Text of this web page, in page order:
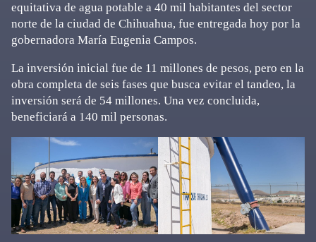
equitativa de agua potable a 40 mil habitantes del sector
norte de la ciudad de Chihuahua, fue entregada hoy por la
gobernadora María Eugenia Campos.
La inversión inicial fue de 11 millones de pesos, pero en la
obra completa de seis fases que busca evitar el tandeo, la
inversión será de 54 millones. Una vez concluida,
beneficiará a 140 mil personas.